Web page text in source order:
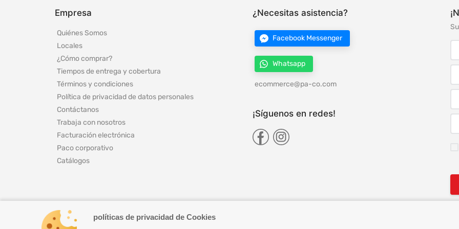
políticas de privacidad de Cookies
Empresa
Quiénes Somos
Locales
¿Cómo comprar?
Tiempos de entrega y cobertura
Términos y condiciones
Política de privacidad de datos personales
Contáctanos
Trabaja con nosotros
Facturación electrónica
Paco corporativo
Catálogos
¿Necesitas asistencia?
Facebook Messenger
Whatsapp
ecommerce@pa-co.com
¡Síguenos en redes!